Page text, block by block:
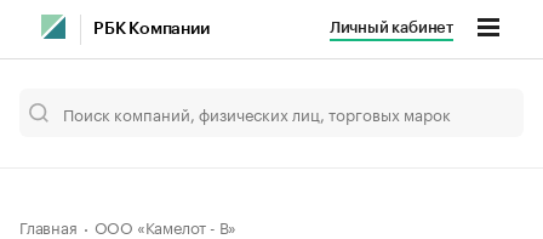
РБК Компании Личный кабинет
Главная ООО «Камелот - В»